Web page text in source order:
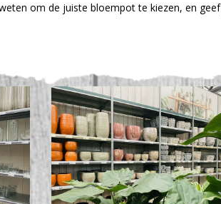
om de juiste bloempot te kiezen, en